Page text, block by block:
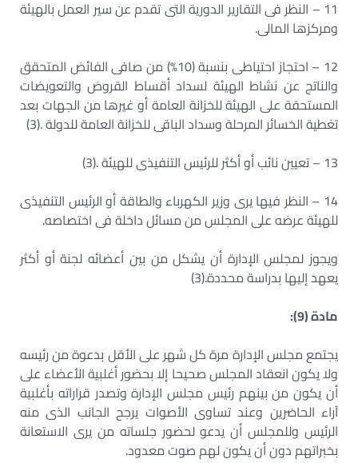
11 – النظر فى التقارير الدورية التى تقدم عن سير العمل بالهيئة
ومركزها المالى.
12 – احتجاز احتياطى بنسبة (10%) من صافى الفائض المتحقق
والناتج عن نشاط الهيئة لسداد أقساط القروض والتعويضات
المستحقة على الهيئة للخزانة العامة أو غيرها من الجهات بعد
تغطية الخسائر المرحلة وسداد الباقى للخزانة العامة للدولة .(3)
13 – تعيين نائب أو أكثر للرئيس التنفيذى للهيئة .(3)
14 – النظر فيها يرى وزير الكهرباء والطاقة أو الرئيس التنفيذى
للهيئة عرضه على المجلس من مسائل داخلة فى اختصاصه.
ويجوز لمجلس الإدارة أن يشكل من بين أعضائه لجنة أو أكثر
يعهد إليها بدراسة محددة.(3)
مادة (9):
يجتمع مجلس الإدارة مرة كل شهر على الأقل بدعوة من رئيسه
ولا يكون انعقاد المجلس صحيحا إلا بحضور أغلبية الأعضاء على
أن يكون من بينهم رئيس مجلس الإدارة وتصدر قراراته بأغلبية
آراء الحاضرين وعند تساوى الأصوات يرجح الجانب الذى منه
الرئيس وللمجلس أن يدعو لحضور جلساته من يرى الاستعانة
بخبراتهم دون أن يكون لهم صوت معدود.